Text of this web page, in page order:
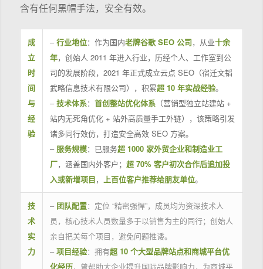
含有任何黑帽手法，安全有效。
成
立
时
间
与
经
验
–行业地位：作为国内老牌谷歌 SEO 公司，从业十余
年，创始人 2011 年进入行业，历经个人、工作室到公
司的发展阶段，2021 年正式成立云点 SEO（宿迁文韬
武略信息技术有限公司），积累超 10 年实战经验。
–技术体系： 首创整站优化体系（营销型独立站建站 +
站内无死角优化 + 站外高质量手工外链），该策略引发
诸多同行效仿，打造安全高效 SEO 方案。
– 服务规模：已服务超 1000 家外贸企业和制造业工
厂，涵盖国内外客户； 超 70% 客户初次合作后追加投
入或新增项目， 上百位客户推荐给朋友单位。
技
术
实
力
– 团队配置：定位 “精密强悍”，成员均为资深技术人
员，核心技术人员数量多于以销售为主的同行；创始人
亲自把关每个项目，避免问题推诿。
– 项目经验：拥有超 10 个大型品牌站点和商城平台优
化经历，曾帮助大企业提升国际品牌影响力，为商城平